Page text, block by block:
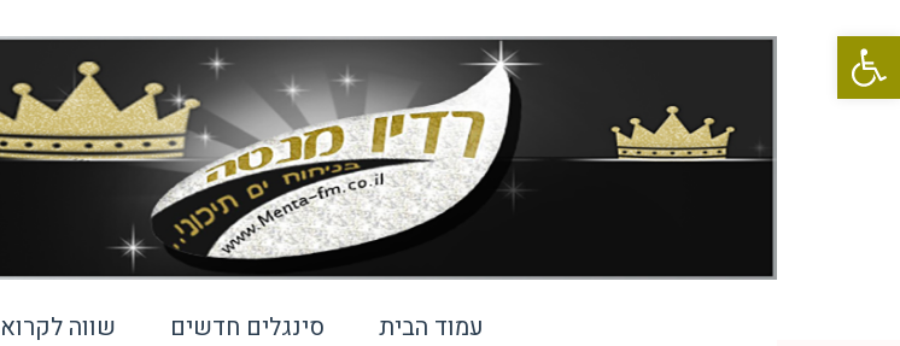
פתח סרגל נגישות
עמוד הבית סינגלים חדשים שווה לקרוא